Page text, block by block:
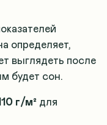
определяет,
выглядеть после
будет сон.
г/м² для